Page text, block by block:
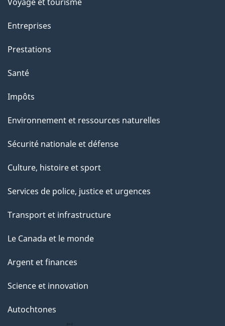
Entreprises
Prestations
Santé
Impôts
Environnement et ressources naturelles
Sécurité nationale et défense
Culture, histoire et sport
Services de police, justice et urgences
Transport et infrastructure
Le Canada et le monde
Argent et finances
Science et innovation
Autochtones